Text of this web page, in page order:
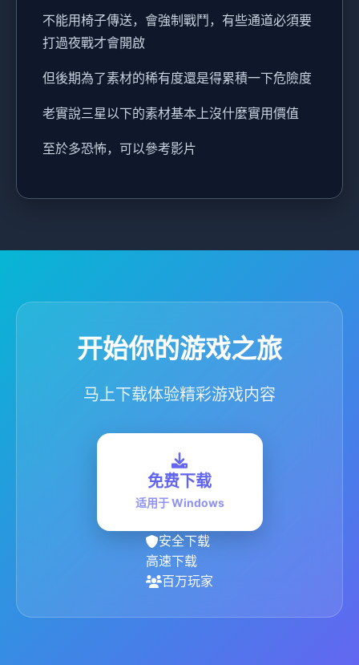
不能用椅子傳送，會強制戰鬥，有些通道必須要
打過夜戰才會開啟
但後期為了素材的稀有度還是得累積一下危險度
老實說三星以下的素材基本上沒什麼實用價值
至於多恐怖，可以參考影片
开始你的游戏之旅
马上下载体验精彩游戏内容
免费下载
适用于 Windows
安全下载
高速下载
百万玩家